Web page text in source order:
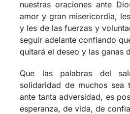
y les de las fuerzas y
seguir adelante confiando
quitará el deseo y las ganas
Que las palabras del
ante tanta adversidad, es
esperanza, de vida, de
Nuestro país